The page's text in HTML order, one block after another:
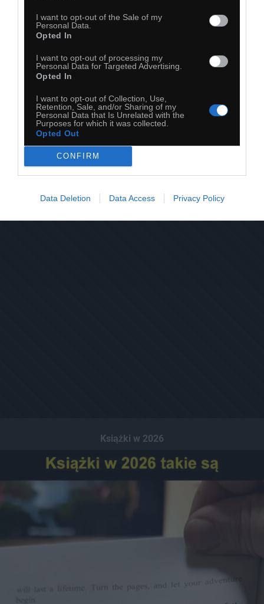
I want to opt-out of the Sale of my
Personal Data.
Opted In
I want to opt-out of processing my
Personal Data for Targeted Advertising.
Opted In
I want to opt-out of Collection, Use,
Retention, Sale, and/or Sharing of my
Personal Data that Is Unrelated with the
Purposes for which it was collected.
Opted Out
CONFIRM
Data Deletion Data Access Privacy Policy
Dodaj do ulubionych Dodaj do przyjaciół
Książki w 2026